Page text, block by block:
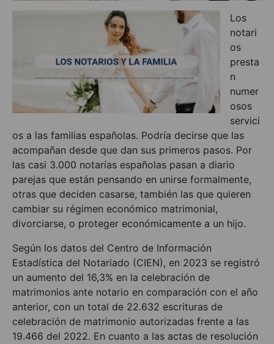
Los
notari
os
presta
n
numer
osos
servici
os a las familias españolas. Podría decirse que las
acompañan desde que dan sus primeros pasos. Por
las casi 3.000 notarías españolas pasan a diario
parejas que están pensando en unirse formalmente,
otras que deciden casarse, también las que quieren
cambiar su régimen económico matrimonial,
divorciarse, o proteger económicamente a un hijo.
Según los datos del Centro de Información
Estadística del Notariado (CIEN), en 2023 se registró
un aumento del 16,3% en la celebración de
matrimonios ante notario en comparación con el año
anterior, con un total de 22.632 escrituras de
celebración de matrimonio autorizadas frente a las
19.466 del 2022. En cuanto a las actas de resolución